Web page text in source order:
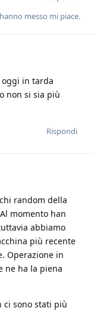
hanno messo mi piace.
oggi in tarda
non si sia più
Rispondi
random della
momento han
abbiamo
più recente
Operazione in
ne ha la piena
ci sono stati più